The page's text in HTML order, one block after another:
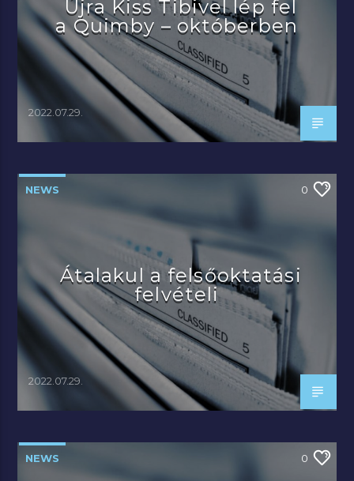
Újra Kiss Tibivel lép fel
a Quimby – októberben
2022.07.29.
NEWS 0
Átalakul a felsőoktatási
felvételi
2022.07.29.
NEWS 0